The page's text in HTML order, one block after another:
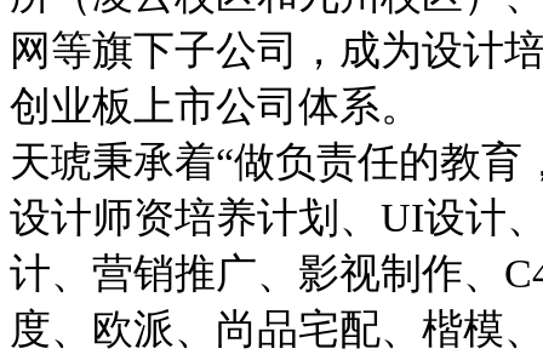
网等旗下子公司，成为设计
创业板上市公司体系。
天琥秉承着“做负责任的教
设计师资培养计划、UI设计
计、营销推广、影视制作、
度、欧派、尚品宅配、楷模